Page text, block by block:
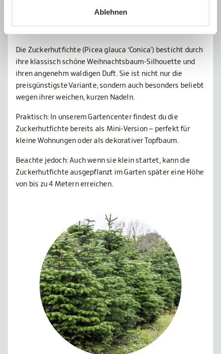
Ablehnen
Die Zuckerhutfichte (Picea glauca ‘Conica’) besticht durch
ihre klassisch schöne Weihnachtsbaum-Silhouette und
ihren angenehm waldigen Duft. Sie ist nicht nur die
preisgünstigste Variante, sondern auch besonders beliebt
wegen ihrer weichen, kurzen Nadeln.
Praktisch: In unserem Gartencenter findest du die
Zuckerhutfichte bereits als Mini-Version – perfekt für
kleine Wohnungen oder als dekorativer Topfbaum.
Beachte jedoch: Auch wenn sie klein startet, kann die
Zuckerhutfichte ausgepflanzt im Garten später eine Höhe
von bis zu 4 Metern erreichen.